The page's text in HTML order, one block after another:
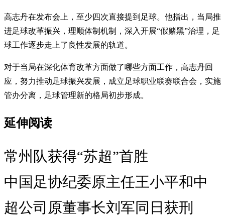
高志丹在发布会上，至少四次直接提到足球。他指出，当局推
进足球改革振兴，理顺体制机制，深入开展“假赌黑”治理，足
球工作逐步走上了良性发展的轨道。
对于当局在深化体育改革方面做了哪些方面工作，高志丹回
应，努力推动足球振兴发展，成立足球职业联赛联合会，实施
管办分离，足球管理新的格局初步形成。
延伸阅读
常州队获得“苏超”首胜
中国足协纪委原主任王小平和中
超公司原董事长刘军同日获刑